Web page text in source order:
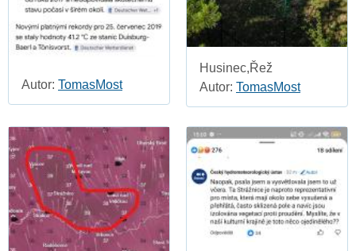
Autor: TomasMost
Husinec,Řež
Autor: TomasMost